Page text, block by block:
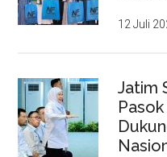
12 Juli
Jatim